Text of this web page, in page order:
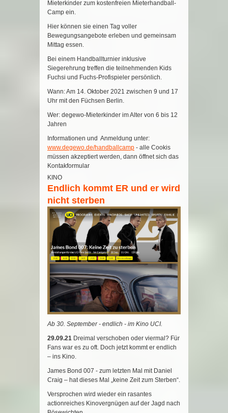
Mieterkinder zum kostenfreien Mieterhandball-
Camp ein.
Hier können sie einen Tag voller
Bewegungsangebote erleben und gemeinsam
Mittag essen.
Bei einem Handballturnier inklusive
Siegerehrung treffen die teilnehmenden Kids
Fuchsi und Fuchs-Profispieler persönlich.
Wann: Am 14. Oktober 2021 zwischen 9 und 17
Uhr mit den Füchsen Berlin.
Wer: degewo-Mieterkinder im Alter von 6 bis 12
Jahren
Informationen und Anmeldung unter:
www.degewo.de/handballcamp - alle Cookis
müssen akzeptiert werden, dann öffnet sich das
Kontakformular
KINO
Endlich kommt ER und er wird
nicht sterben
Ab 30. September - endlich - im Kino UCI.
29.09.21 Dreimal verschoben oder viermal? Für
Fans war es zu oft. Doch jetzt kommt er endlich
– ins Kino.
James Bond 007 - zum letzten Mal mit Daniel
Craig – hat dieses Mal „keine Zeit zum Sterben“.
Versprochen wird wieder ein rasantes
actionreiches Kinovergnügen auf der Jagd nach